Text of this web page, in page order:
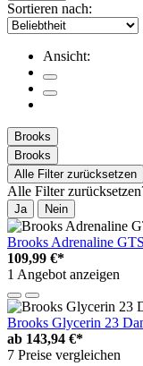
Sortieren nach:
Ansicht:
Brooks
Brooks
Alle Filter zurücksetzen
Alle Filter
Ja Nein
Brooks Adrenaline
109,99 €*
1 Angebot anzeigen
Brooks Glycerin 23
ab 143,94 €*
7 Preise vergleichen